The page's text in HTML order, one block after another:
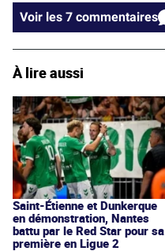
Voir les 7 commentaires
À lire aussi
Saint-Étienne et Dunkerque
en démonstration, Nantes
battu par le Red Star pour sa
première en Ligue 2